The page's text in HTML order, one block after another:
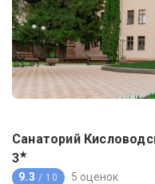
Санаторий
3★
9.3 / 10 5 оценок